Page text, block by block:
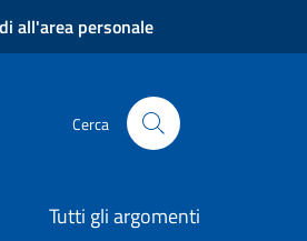
all'area personale
Cerca
Tutti gli argomenti